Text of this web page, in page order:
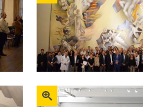
Zoom